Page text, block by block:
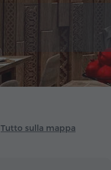
Tutto sulla mappa